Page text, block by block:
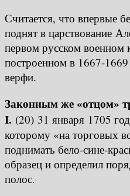
Считается, что впервые
поднят в царствование
первом русском военном
построенном в 1667-
верфи.
Законным же «отцом»
I. (20) 31 января 1705
которому «на торговых
поднимать бело-сине-
образец и определил
полос.